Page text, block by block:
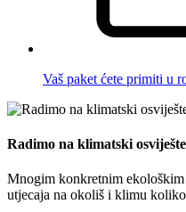
Vaš paket ćete primiti u
Radimo na klimatski
Mnogim konkretnim
utjecaja na okoliš i klimu